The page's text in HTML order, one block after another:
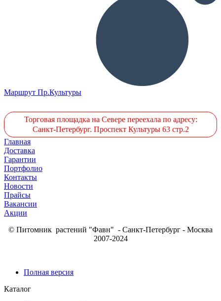
Маршрут Пр.Культуры
Торговая площадка на Севере переехала по адресу:
Санкт-Петербург. Проспект Культуры 63 стр.2
Главная
Доставка
Гарантии
Портфолио
Контакты
Новости
Прайсы
Вакансии
Акции
© Питомник растений "Фавн" - Санкт-Петербург - Москва
2007-2024
Полная версия
Каталог